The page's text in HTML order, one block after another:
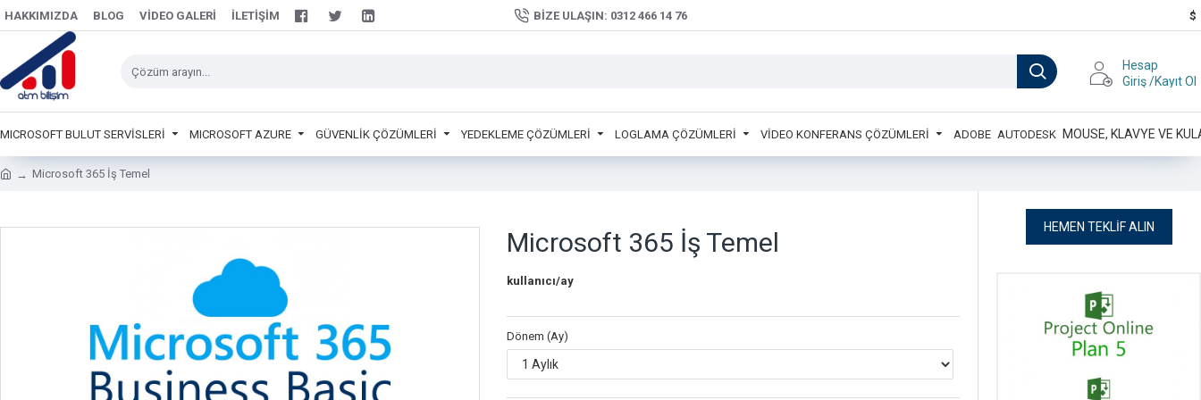
HAKKIMIZDA BLOG VIDEO GALERI İLETIŞIM BIZE ULAŞIN: 0312 466 14 76 $
Hesap
Giriş /Kayıt Ol
MICROSOFT BULUT SERVİSLERİ MICROSOFT AZURE GÜVENLİK ÇÖZÜMLERİ YEDEKLEME ÇÖZÜMLERİ LOGLAMA ÇÖZÜMLERİ VİDEO KONFERANS ÇÖZÜMLERİ ADOBE AUTODESK MOUSE, KLAVYE VE
Microsoft 365 İş Temel
Microsoft 365 İş Temel
kullanıcı/ay
Dönem (Ay)
HEMEN TEKLIF ALIN